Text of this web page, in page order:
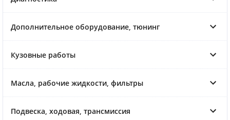
Дополнительное оборудование, тюнинг
Кузовные работы
Масла, рабочие жидкости, фильтры
Подвеска, ходовая, трансмиссия